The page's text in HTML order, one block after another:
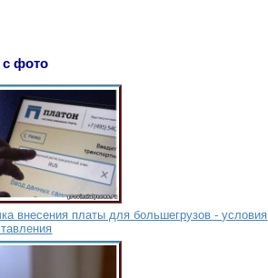
с фото
внесения платы для большегрузов - условия